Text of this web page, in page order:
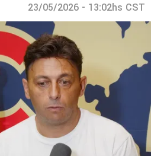
23/05/2026 - 13:02hs CST